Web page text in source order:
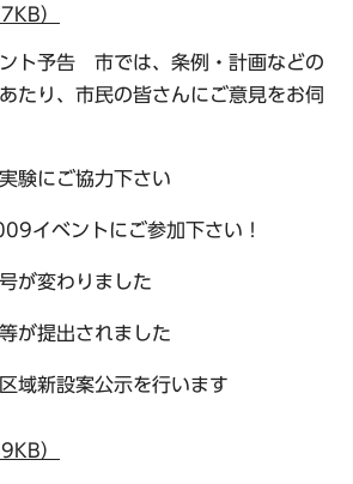
）
ト予告 市では、条例・計画などの
たり、市民の皆さんにご意見をお伺
験にご協力下さい
イベントにご参加下さい！
が変わりました
が提出されました
域新設案公示を行います
）